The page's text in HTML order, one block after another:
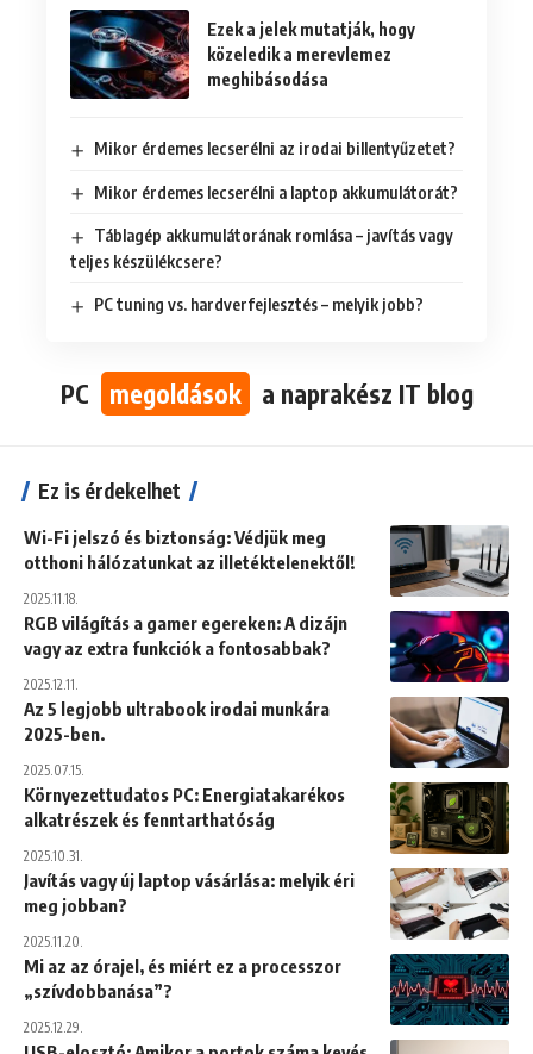
Ezek a jelek mutatják, hogy
közeledik a merevlemez
meghibásodása
Mikor érdemes lecserélni az irodai billentyűzetet?
Mikor érdemes lecserélni a laptop akkumulátorát?
Táblagép akkumulátorának romlása – javítás vagy
teljes készülékcsere?
PC tuning vs. hardverfejlesztés – melyik jobb?
PC megoldások a naprakész IT blog
Ez is érdekelhet
Wi-Fi jelszó és biztonság: Védjük meg
otthoni hálózatunkat az illetéktelenektől!
2025.11.18.
RGB világítás a gamer egereken: A dizájn
vagy az extra funkciók a fontosabbak?
2025.12.11.
Az 5 legjobb ultrabook irodai munkára
2025-ben.
2025.07.15.
Környezettudatos PC: Energiatakarékos
alkatrészek és fenntarthatóság
2025.10.31.
Javítás vagy új laptop vásárlása: melyik éri
meg jobban?
2025.11.20.
Mi az az órajel, és miért ez a processzor
„szívdobbanása”?
2025.12.29.